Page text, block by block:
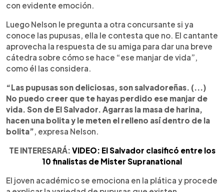
con evidente emoción.
Luego Nelson le pregunta a otra concursante si ya
conoce las pupusas, ella le contesta que no. El cantante
aprovecha la respuesta de su amiga para dar una breve
cátedra sobre cómo se hace “ese manjar de vida”,
como él las considera.
“Las pupusas son deliciosas, son salvadoreñas. (...)
No puedo creer que te hayas perdido ese manjar de
vida. Son de El Salvador. Agarras la masa de harina,
hacen una bolita y le meten el relleno así dentro de la
bolita”, expresa Nelson.
TE INTERESARÁ: VIDEO: El Salvador clasificó entre los
10 finalistas de Mister Supranational
El joven académico se emociona en la plática y procede